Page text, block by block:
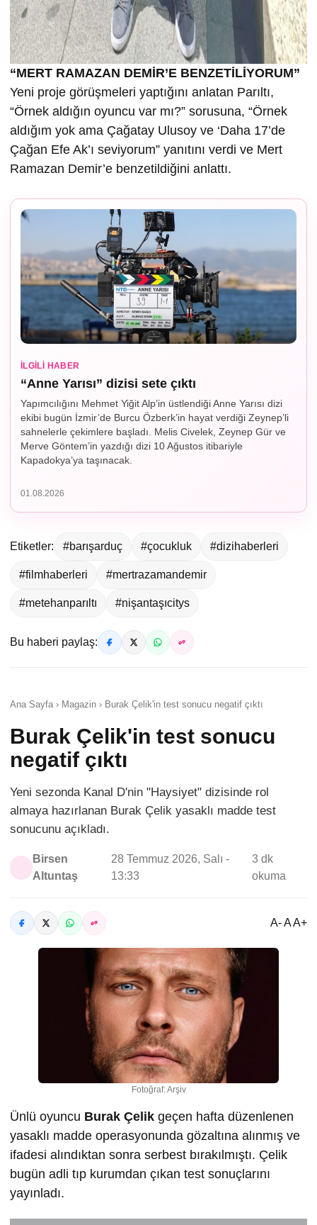
“MERT RAMAZAN DEMİR’E BENZETİLİYORUM”
Yeni proje görüşmeleri yaptığını anlatan Parıltı,
“Örnek aldığın oyuncu var mı?” sorusuna, “Örnek
aldığım yok ama Çağatay Ulusoy ve ‘Daha 17’de
Çağan Efe Ak’ı seviyorum” yanıtını verdi ve Mert
Ramazan Demir’e benzetildiğini anlattı.
İLGILI HABER
“Anne Yarısı” dizisi sete çıktı
Yapımcılığını Mehmet Yiğit Alp’in üstlendiği Anne Yarısı dizi
ekibi bugün İzmir’de Burcu Özberk’in hayat verdiği Zeynep’li
sahnelerle çekimlere başladı. Melis Civelek, Zeynep Gür ve
Merve Göntem’in yazdığı dizi 10 Ağustos itibariyle
Kapadokya’ya taşınacak.
01.08.2026
Etiketler: #barışarduç #çocukluk #dizihaberleri
#filmhaberleri #mertrazamandemir
#metehanparıltı #nişantaşıcitys
Bu haberi paylaş:
Ana Sayfa › Magazin › Burak Çelik'in test sonucu negatif çıktı
Burak Çelik'in test sonucu
negatif çıktı
Yeni sezonda Kanal D'nin "Haysiyet" dizisinde rol
almaya hazırlanan Burak Çelik yasaklı madde test
sonucunu açıkladı.
Birsen
Altuntaş
28 Temmuz 2026, Salı -
13:33
3 dk
okuma
A- A A+
Fotoğraf: Arşiv
Ünlü oyuncu Burak Çelik geçen hafta düzenlenen
yasaklı madde operasyonunda gözaltına alınmış ve
ifadesi alındıktan sonra serbest bırakılmıştı. Çelik
bugün adli tıp kurumdan çıkan test sonuçlarını
yayınladı.